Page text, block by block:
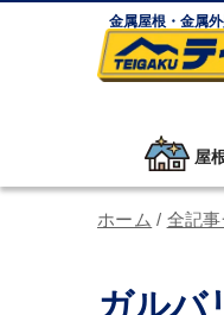
金属屋根・金属
屋
ホーム / 全記
ガルバ